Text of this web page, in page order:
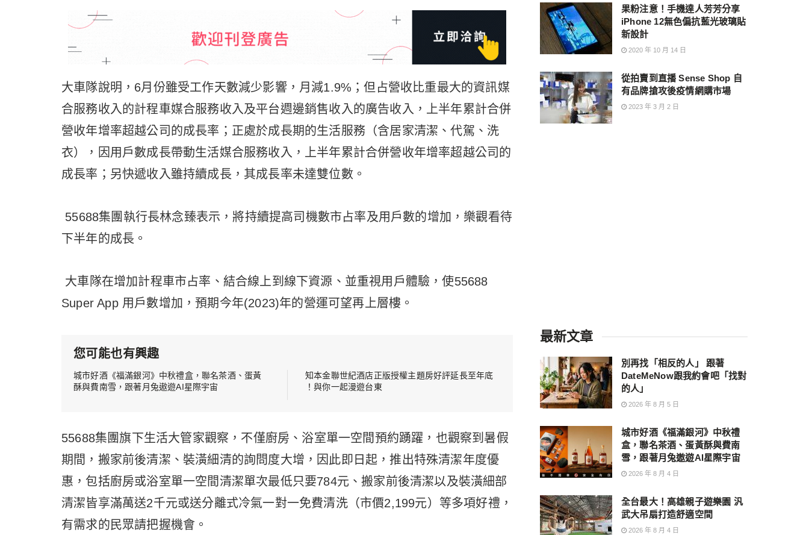
大車隊說明，6月份雖受工作天數減少影響，月減1.9%；但占營收比重最大的資訊媒
合服務收入的計程車媒合服務收入及平台週邊銷售收入的廣告收入，上半年累計合併
營收年增率超越公司的成長率；正處於成長期的生活服務（含居家清潔、代駕、洗
衣），因用戶數成長帶動生活媒合服務收入，上半年累計合併營收年增率超越公司的
成長率；另快遞收入雖持續成長，其成長率未達雙位數。
55688集團執行長林念臻表示，將持續提高司機數市占率及用戶數的增加，樂觀看待
下半年的成長。
大車隊在增加計程車市占率、結合線上到線下資源、並重視用戶體驗，使55688
Super App 用戶數增加，預期今年(2023)年的營運可望再上層樓。
您可能也有興趣
城市好酒《福滿銀河》中秋禮盒，聯名茶酒、蛋黃
酥與費南雪，跟著月兔遨遊AI星際宇宙
知本金聯世紀酒店正版授權主題房好評延長至年底
！與你一起漫遊台東
55688集團旗下生活大管家觀察，不僅廚房、浴室單一空間預約踴躍，也觀察到暑假
期間，搬家前後清潔、裝潢細清的詢問度大增，因此即日起，推出特殊清潔年度優
惠，包括廚房或浴室單一空間清潔單次最低只要784元、搬家前後清潔以及裝潢細部
清潔皆享滿萬送2千元或送分離式冷氣一對一免費清洗（市價2,199元）等多項好禮，
有需求的民眾請把握機會。
果粉注意！手機達人芳芳分享
iPhone 12無色偏抗藍光玻璃貼
新設計
2020 年 10 月 14 日
從拍賣到直播 Sense Shop 自
有品牌搶攻後疫情網購市場
2023 年 3 月 2 日
最新文章
別再找「相反的人」 跟著
DateMeNow跟我約會吧「找對
的人」
2026 年 8 月 5 日
城市好酒《福滿銀河》中秋禮
盒，聯名茶酒、蛋黃酥與費南
雪，跟著月兔遨遊AI星際宇宙
2026 年 8 月 4 日
全台最大！高雄親子遊樂園 汎
武大吊扇打造舒適空間
2026 年 8 月 4 日